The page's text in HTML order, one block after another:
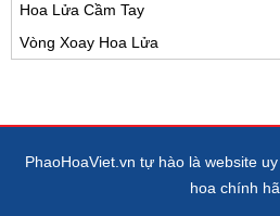
Hoa Lửa Cầm Tay
Vòng Xoay Hoa Lửa
PhaoHoaViet.vn tự hào là website
hoa chính